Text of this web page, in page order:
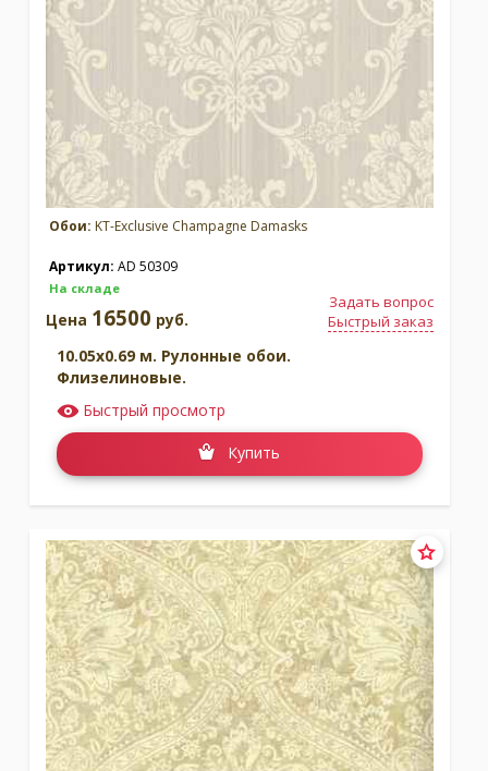
Обои: KT-Exclusive Champagne Damasks
Артикул: AD 50309
На складе
Задать вопрос
Быстрый заказ
Цена 16500 руб.
10.05x0.69 м. Рулонные обои.
Флизелиновые.
Быстрый просмотр
Купить